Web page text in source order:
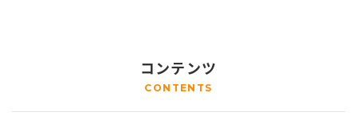
コンテンツ
CONTENTS